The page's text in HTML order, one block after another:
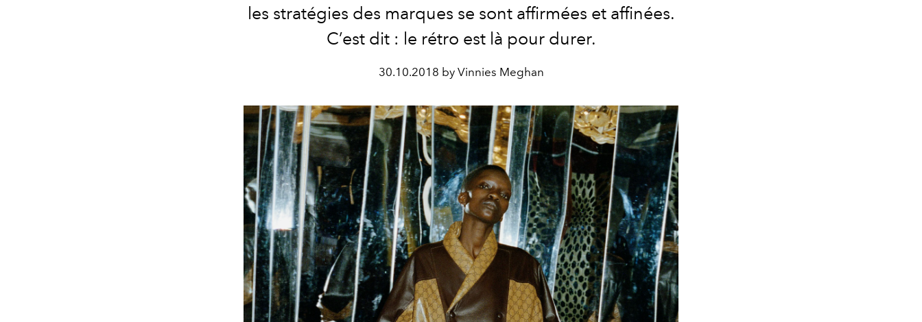
les stratégies des marques se sont affirmées et affinées.
C’est dit : le rétro est là pour durer.
30.10.2018 by Vinnies Meghan